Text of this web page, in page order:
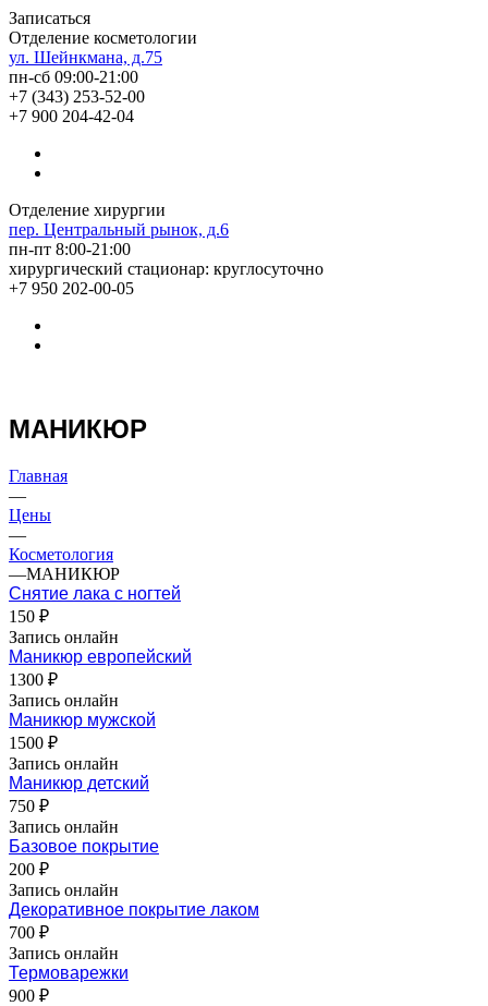
Записаться
Отделение косметологии
ул. Шейнкмана, д.75
пн-сб 09:00-21:00
+7 (343) 253-52-00
+7 900 204-42-04
Отделение хирургии
пер. Центральный рынок, д.6
пн-пт 8:00-21:00
хирургический стационар: круглосуточно
+7 950 202-00-05
МАНИКЮР
Главная
—
Цены
—
Косметология
—МАНИКЮР
Снятие лака с ногтей
150 ₽
Запись онлайн
Маникюр европейский
1300 ₽
Запись онлайн
Маникюр мужской
1500 ₽
Запись онлайн
Маникюр детский
750 ₽
Запись онлайн
Базовое покрытие
200 ₽
Запись онлайн
Декоративное покрытие лаком
700 ₽
Запись онлайн
Термоварежки
900 ₽